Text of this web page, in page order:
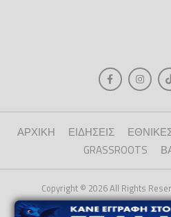
ΑΡΧΙΚΗ ΕΙΔΗΣΕΙΣ
GRASSROOTS
Copyright © 2026 All Rights